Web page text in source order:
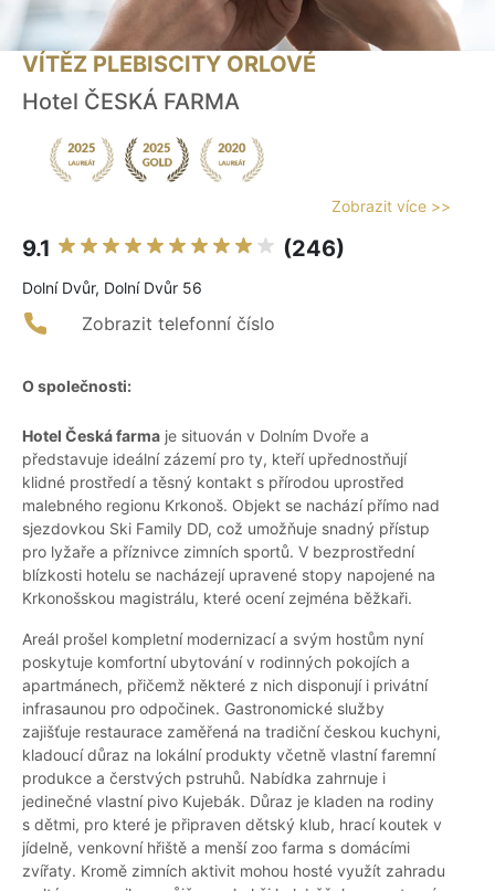
VÍTĚZ PLEBISCITY ORLOVÉ
Hotel ČESKÁ FARMA
Zobrazit více >>
9.1 (246)
Dolní Dvůr, Dolní Dvůr 56
Zobrazit telefonní číslo
O společnosti:
Hotel Česká farma je situován v Dolním Dvoře a
představuje ideální zázemí pro ty, kteří upřednostňují
klidné prostředí a těsný kontakt s přírodou uprostřed
malebného regionu Krkonoš. Objekt se nachází přímo nad
sjezdovkou Ski Family DD, což umožňuje snadný přístup
pro lyžaře a příznivce zimních sportů. V bezprostřední
blízkosti hotelu se nacházejí upravené stopy napojené na
Krkonošskou magistrálu, které ocení zejména běžkaři.
Areál prošel kompletní modernizací a svým hostům nyní
poskytuje komfortní ubytování v rodinných pokojích a
apartmánech, přičemž některé z nich disponují i privátní
infrasaunou pro odpočinek. Gastronomické služby
zajišťuje restaurace zaměřená na tradiční českou kuchyni,
kladoucí důraz na lokální produkty včetně vlastní faremní
produkce a čerstvých pstruhů. Nabídka zahrnuje i
jedinečné vlastní pivo Kujebák. Důraz je kladen na rodiny
s dětmi, pro které je připraven dětský klub, hrací koutek v
jídelně, venkovní hřiště a menší zoo farma s domácími
zvířaty. Kromě zimních aktivit mohou hosté využít zahradu